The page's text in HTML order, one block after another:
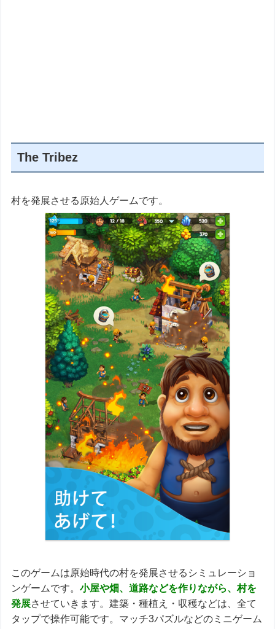
The Tribez
村を発展させる原始人ゲームです。
このゲームは原始時代の村を発展させるシミュレーショ
ンゲームです。小屋や畑、道路などを作りながら、村を
発展させていきます。建築・種植え・収穫などは、全て
タップで操作可能です。マッチ3パズルなどのミニゲーム